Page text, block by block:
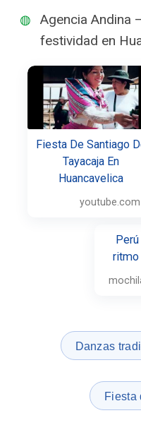
Agencia Andina
festividad en
Fiesta De Santiago
Tayacaja En
Huancavelica
youtube.com
Perú
ritmo
Danzas
Fiesta